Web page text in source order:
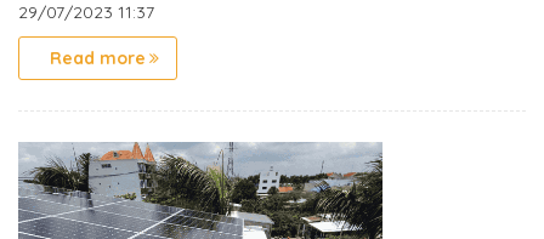
29/07/2023 11:37
Read more